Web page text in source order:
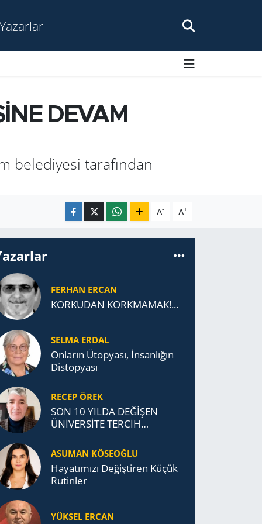
Yazarlar
DEVAM
belediyesi tarafından
A- A+
FERHAN ERCAN
KORKUDAN KORKMAMAK!...
SELMA ERDAL
Onların Ütopyası, İnsanlığın
Distopyası
RECEP ÖREK
SON 10 YILDA DEĞİŞEN
ÜNİVERSİTE TERCİH
ASUMAN KÖSEOĞLU
Ha­ya­tı­mı­zı De­ğiş­ti­ren Küçük
Ru­tin­ler
YÜKSEL ERCAN